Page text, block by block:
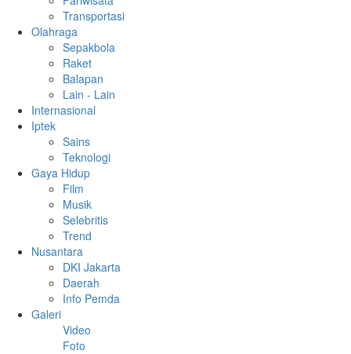
Transportasi
Olahraga
Sepakbola
Raket
Balapan
Lain - Lain
Internasional
Iptek
Sains
Teknologi
Gaya Hidup
Film
Musik
Selebritis
Trend
Nusantara
DKI Jakarta
Daerah
Info Pemda
Galeri
Video
Foto